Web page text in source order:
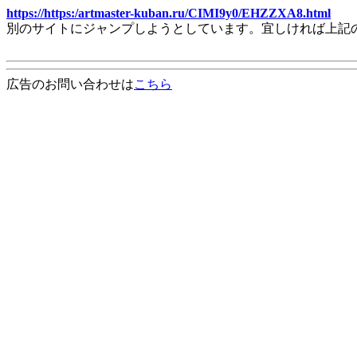
https://https:/artmaster-kuban.ru/CIMI9y0/EHZZXA8.html
別のサイトにジャンプしようとしています。宜しければ上
広告のお問い合わせはこちら